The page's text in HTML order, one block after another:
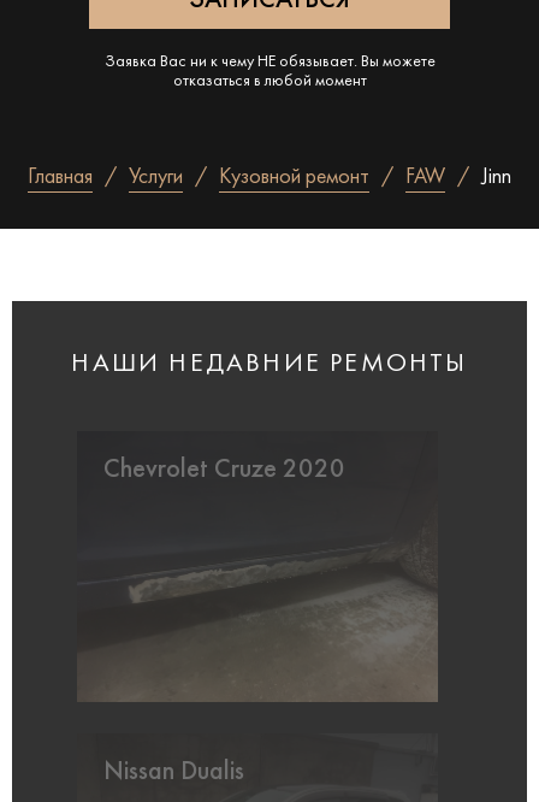
Заявка Вас ни к чему НЕ обязывает. Вы можете
отказаться в любой момент
Главная Услуги Кузовной ремонт FAW Jinn
НАШИ НЕДАВНИЕ РЕМОНТЫ
Chevrolet Cruze 2020
Nissan Dualis